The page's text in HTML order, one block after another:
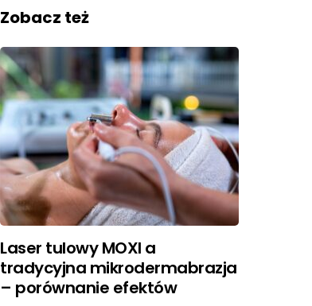
Zobacz też
Laser tulowy MOXI a
tradycyjna mikrodermabrazja
– porównanie efektów